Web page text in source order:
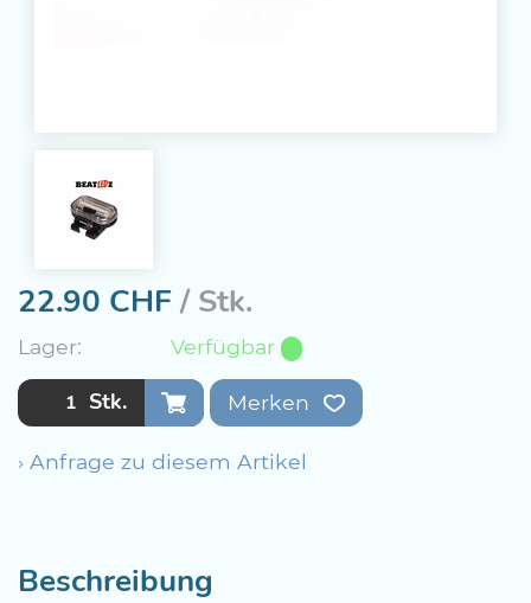
22.90 CHF/ Stk.
Lager: Verfügbar
Stk. Merken
› Anfrage zu diesem Artikel
Beschreibung